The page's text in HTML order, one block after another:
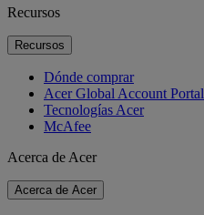
Recursos
Recursos
Dónde comprar
Acer Global Account Portal
Tecnologías Acer
McAfee
Acerca de Acer
Acerca de Acer